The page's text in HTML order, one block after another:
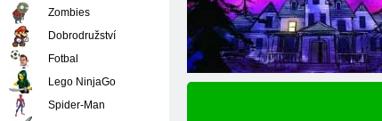
Zombies
Dobrodružství
Fotbal
Lego NinjaGo
Spider-Man